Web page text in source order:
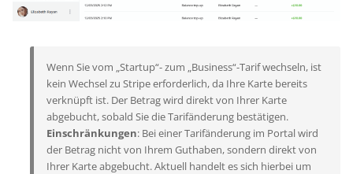
Wenn Sie vom „Startup“- zum „Business“-Tarif wechseln, ist
kein Wechsel zu Stripe erforderlich, da Ihre Karte bereits
verknüpft ist. Der Betrag wird direkt von Ihrer Karte
abgebucht, sobald Sie die Tarifänderung bestätigen.
Einschränkungen: Bei einer Tarifänderung im Portal wird
der Betrag nicht von Ihrem Guthaben, sondern direkt von
Ihrer Karte abgebucht. Aktuell handelt es sich hierbei um